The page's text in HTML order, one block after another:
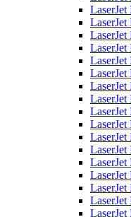
LaserJet
LaserJet
LaserJet
LaserJet